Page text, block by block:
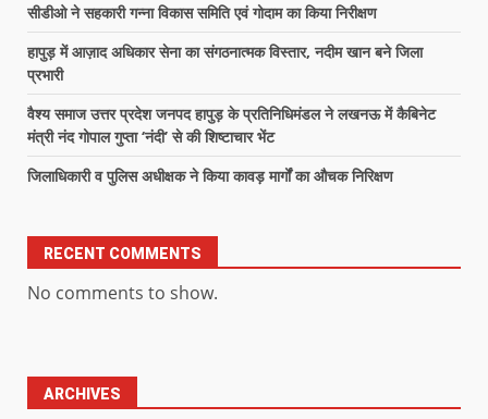
सीडीओ ने सहकारी गन्ना विकास समिति एवं गोदाम का किया निरीक्षण
हापुड़ में आज़ाद अधिकार सेना का संगठनात्मक विस्तार, नदीम खान बने जिला
प्रभारी
वैश्य समाज उत्तर प्रदेश जनपद हापुड़ के प्रतिनिधिमंडल ने लखनऊ में कैबिनेट
मंत्री नंद गोपाल गुप्ता ‘नंदी’ से की शिष्टाचार भेंट
जिलाधिकारी व पुलिस अधीक्षक ने किया कावड़ मार्गों का औचक निरिक्षण
RECENT COMMENTS
No comments to show.
ARCHIVES